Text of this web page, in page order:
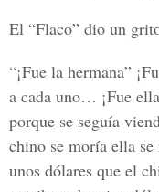
El “Flaco” dio un
“¡Fue la hermana”
a cada uno… ¡Fue
porque se seguía
chino se moría ella
unos dólares que el